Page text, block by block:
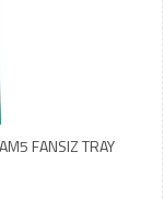
FANSIZ TRAY